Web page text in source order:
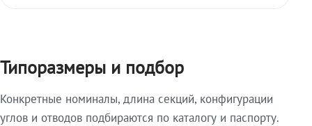
Типоразмеры и подбор
Конкретные номиналы, длина секций, конфигурации
углов и отводов подбираются по каталогу и паспорту.